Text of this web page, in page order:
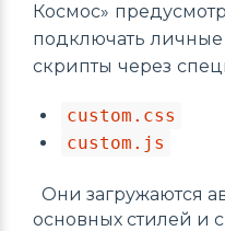
Космос»
подключать
скрипты через
custom.css
custom.js
Они загружаются
основных стилей и